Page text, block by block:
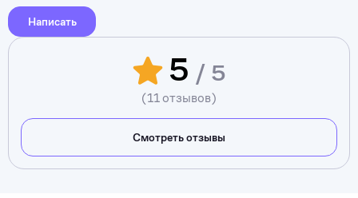
Написать
5 / 5
(11 отзывов)
Смотреть отзывы